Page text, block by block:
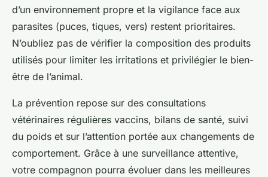
d’un environnement propre et la vigilance face aux
parasites (puces, tiques, vers) restent prioritaires.
N’oubliez pas de vérifier la composition des produits
utilisés pour limiter les irritations et privilégier le bien-
être de l’animal.
La prévention repose sur des consultations
vétérinaires régulières vaccins, bilans de santé, suivi
du poids et sur l’attention portée aux changements de
comportement. Grâce à une surveillance attentive,
votre compagnon pourra évoluer dans les meilleures